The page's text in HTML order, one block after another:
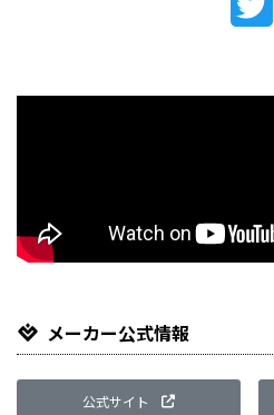
メーカー公式情報
公式サイト